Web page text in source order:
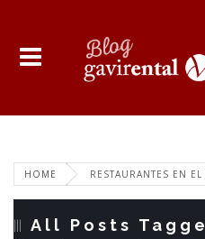
HOME RESTAURANTES EN
All Posts